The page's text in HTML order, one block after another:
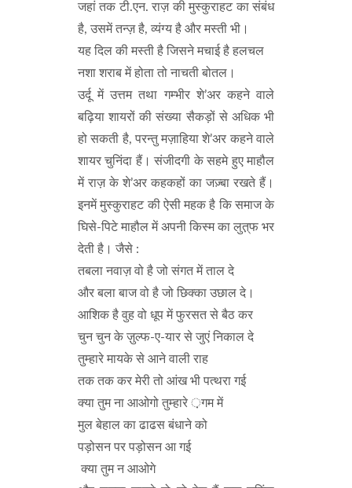
जहां तक टी.एन. राज़ की मुस्कुराहट का संबंध
है, उसमें तन्ज़ है, व्यंग्य है और मस्ती भी।
यह दिल की मस्ती है जिसने मचाई है हलचल
नशा शराब में होता तो नाचती बोतल।
उर्दू में उत्तम तथा गम्भीर शे’अर कहने वाले
बढ़िया शायरों की संख्या सैकड़ों से अधिक भी
हो सकती है, परन्तु मज़ाहिया शे’अर कहने वाले
शायर चुनिंदा हैं। संजीदगी के सहमे हुए माहौल
में राज़ के शे’अर कहकहों का जज़्बा रखते हैं।
इनमें मुस्कुराहट की ऐसी महक है कि समाज के
घिसे-पिटे माहौल में अपनी किस्म का लुत़्फ भर
देती है। जैसे :
तबला नवाज़ वो है जो संगत में ताल दे
और बला बाज वो है जो छिक्का उछाल दे।
आशिक है वुह वो धूप में फुरसत से बैठ कर
चुन चुन के ज़ुल्फ-ए-यार से जुएं निकाल दे
तुम्हारे मायके से आने वाली राह
तक तक कर मेरी तो आंख भी पत्थरा गई
क्या तुम ना आओगो तुम्हारे ़गम में
मुल बेहाल का ढाढस बंधाने को
पड़ोसन पर पड़ोसन आ गई
क्या तुम न आओगे